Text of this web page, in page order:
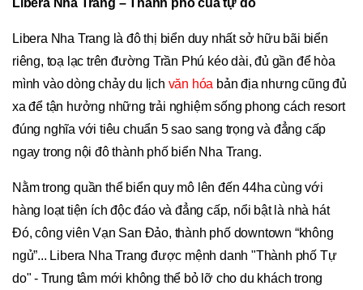
Libera Nha Trang – Thành phố của tự do
Libera Nha Trang là đô thị biển duy nhất sở hữu bãi biển
riêng, toạ lạc trên đường Trần Phú kéo dài, đủ gần để hòa
mình vào dòng chảy du lịch văn hóa bản địa nhưng cũng đủ
xa để tận hưởng những trải nghiệm sống phong cách resort
đúng nghĩa với tiêu chuẩn 5 sao sang trọng và đẳng cấp
ngay trong nội đô thành phố biển Nha Trang.
Nằm trong quần thể biển quy mô lên đến 44ha cùng với
hàng loạt tiện ích độc đáo và đẳng cấp, nổi bật là nhà hát
Đó, công viên Vạn San Đảo, thành phố downtown “không
ngủ”... Libera Nha Trang được mệnh danh "Thành phố Tự
do" - Trung tâm mới không thể bỏ lỡ cho du khách trong